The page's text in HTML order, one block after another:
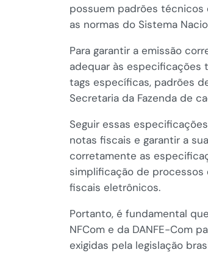
possuem padrões técnicos
as normas do Sistema
Para garantir a emissão
adequar às especificações
tags específicas, padrões
Secretaria da Fazenda de
Seguir essas
notas fiscais e garantir a
corretamente as
simplificação de
fiscais eletrônicos.
Portanto, é fundamental
NFCom e da DANFE-Com
exigidas pela legislação